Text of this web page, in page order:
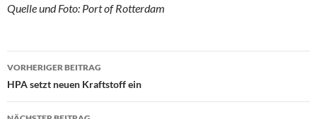
Quelle und Foto: Port of Rotterdam
Beitragsnavigation
VORHERIGER BEITRAG
HPA setzt neuen Kraftstoff ein